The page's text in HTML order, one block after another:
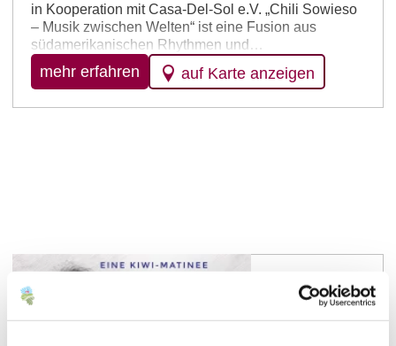
in Kooperation mit Casa-Del-Sol e.V. „Chili Sowieso
– Musik zwischen Welten“ ist eine Fusion aus
südamerikanischen Rhythmen und
Singer/Songwriter-Pop in spanischer und deutscher
Sprache. Die Köpfe der Band sind Isabel Jasse und
mehr erfahren auf Karte anzeigen